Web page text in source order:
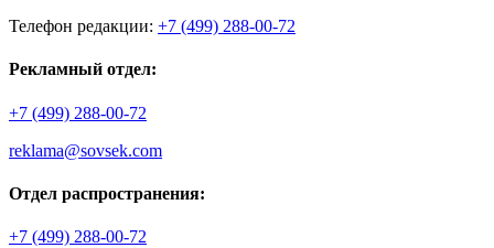
Телефон редакции: +7 (499) 288-00-72
Рекламный отдел:
+7 (499) 288-00-72
reklama@sovsek.com
Отдел распространения:
+7 (499) 288-00-72